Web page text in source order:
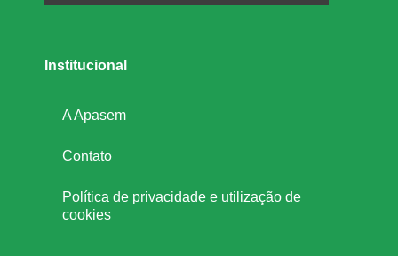
Institucional
A Apasem
Contato
Política de privacidade e utilização de
cookies